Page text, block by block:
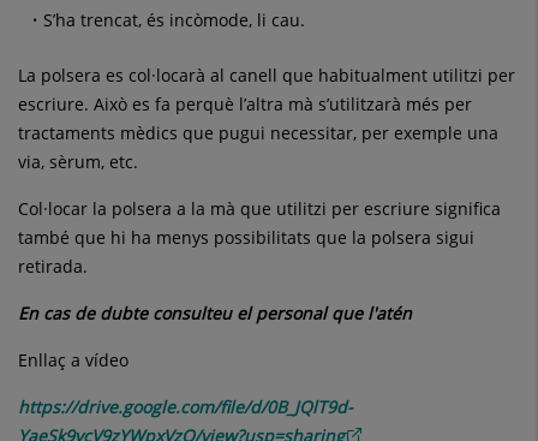
S’ha trencat, és incòmode, li cau.
La polsera es col·locarà al canell que habitualment utilitzi per
escriure. Això es fa perquè l’altra mà s’utilitzarà més per
tractaments mèdics que pugui necessitar, per exemple una
via, sèrum, etc.
Col·locar la polsera a la mà que utilitzi per escriure significa
també que hi ha menys possibilitats que la polsera sigui
retirada.
En cas de dubte consulteu el personal que l'atén
Enllaç a vídeo
https://drive.google.com/file/d/0B_JQlT9d-
YaeSk9ycV9zYWpxVzQ/view?usp=sharing